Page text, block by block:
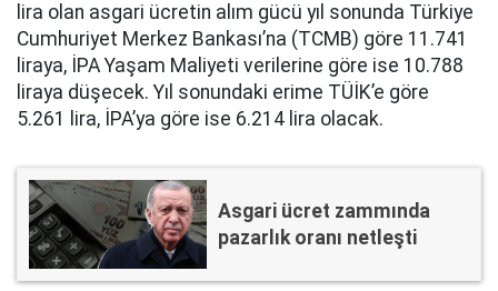
lira olan asgari ücretin alım gücü yıl sonunda Türkiye
Cumhuriyet Merkez Bankası’na (TCMB) göre 11.741
liraya, İPA Yaşam Maliyeti verilerine göre ise 10.788
liraya düşecek. Yıl sonundaki erime TÜİK’e göre
5.261 lira, İPA’ya göre ise 6.214 lira olacak.
Asgari ücret zammında
pazarlık oranı netleşti